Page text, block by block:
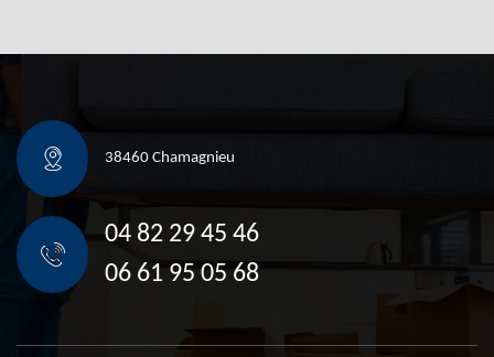
38460 Chamagnieu
04 82 29 45 46
06 61 95 05 68